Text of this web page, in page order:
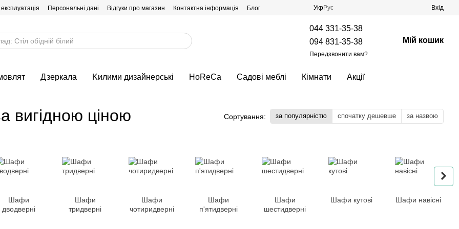
Персональні дані Відгуки про магазин Контактна інформація Блог УкрРус Вхід
044 331-35-38
094 831-35-38
Передзвонити вам?
Мій кошик
Дзеркала Kилими дизайнерські HoReCa Садові меблі Кімнати Акції
вигідною ціною Сортування: за популярністю спочатку дешевше за назвою
Шафи
дводверні
Шафи
тридверні
Шафи
чотиридверні
Шафи
п'ятидверні
Шафи
шестидверні
Шафи кутові Шафи навісні